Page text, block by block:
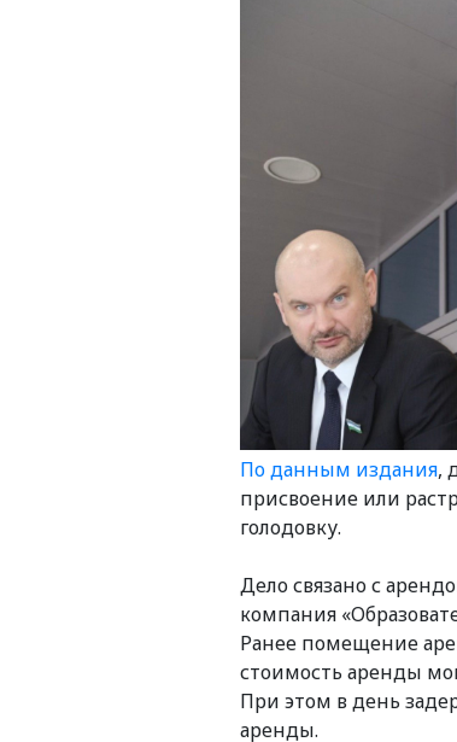
По данным издания,
присвоение или
голодовку.
Дело связано с
компания
Ранее помещение
стоимость аренды
При этом в день
аренды.